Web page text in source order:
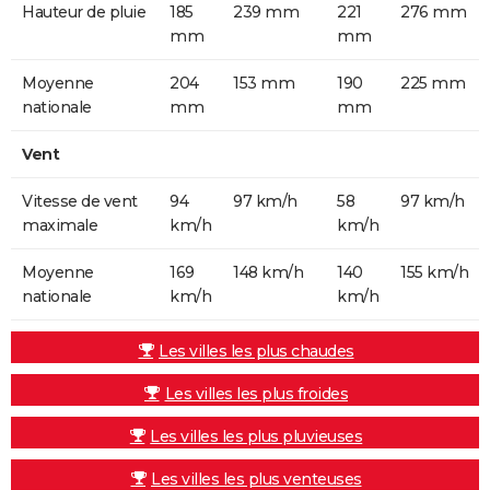
Hauteur de pluie
185
mm
239 mm
221
mm
276 mm
Moyenne
nationale
204
mm
153 mm
190
mm
225 mm
Vent
Vitesse de vent
maximale
94
km/h
97 km/h
58
km/h
97 km/h
Moyenne
nationale
169
km/h
148 km/h
140
km/h
155 km/h
Les villes les plus chaudes
Les villes les plus froides
Les villes les plus pluvieuses
Les villes les plus venteuses